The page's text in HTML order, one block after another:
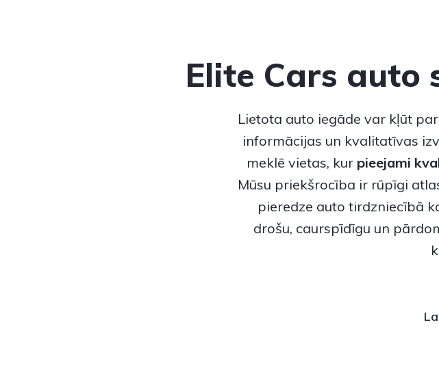
Elite Cars
Lietota auto iegāde var kļūt
informācijas un kvalitatīvas
meklē vietas, kur pieejami
Mūsu priekšrocība ir rūpīgi
pieredze auto tirdzniecībā
drošu, caurspīdīgu un